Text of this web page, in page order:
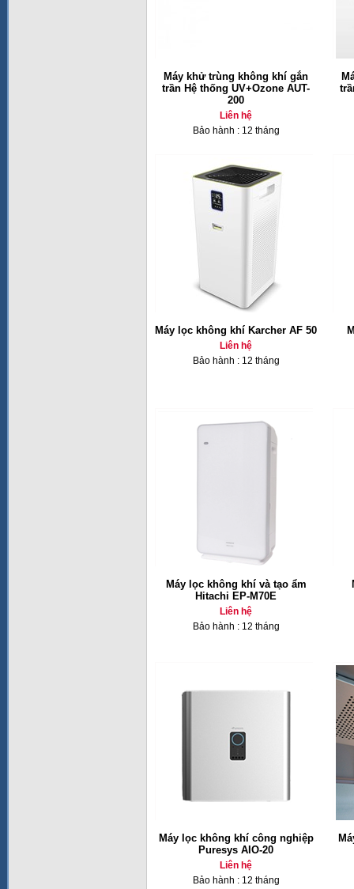
Máy khử trùng không khí gắn
trần Hệ thống UV+Ozone AUT-
200
Liên hệ
Bảo hành : 12 tháng
Máy lọc không khí Karcher AF 50
Liên hệ
Bảo hành : 12 tháng
Máy lọc không khí và tạo ẩm
Hitachi EP-M70E
Liên hệ
Bảo hành : 12 tháng
Máy lọc không khí công nghiệp
Puresys AIO-20
Liên hệ
Bảo hành : 12 tháng